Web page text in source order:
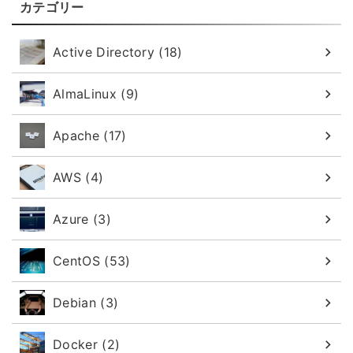
カテゴリー
Active Directory (18)
AlmaLinux (9)
Apache (17)
AWS (4)
Azure (3)
CentOS (53)
Debian (3)
Docker (2)